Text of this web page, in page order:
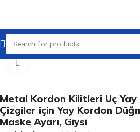
Ana Sayfa Tüm Ürünler
Metal Kordon Kilitleri Uç Yay
Çizgiler için Yay Kordon
Maske Ayarı, Giysi